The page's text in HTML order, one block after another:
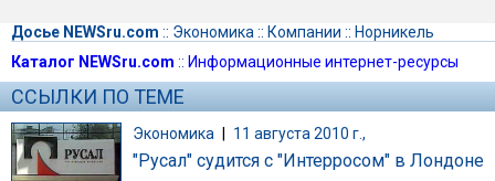
Досье NEWSru.com :: Экономика :: Компании :: Норникель
Каталог NEWSru.com :: Информационные интернет-ресурсы
ССЫЛКИ ПО ТЕМЕ
Экономика | 11 августа 2010 г.,
"Русал" судится с "Интерросом" в Лондоне